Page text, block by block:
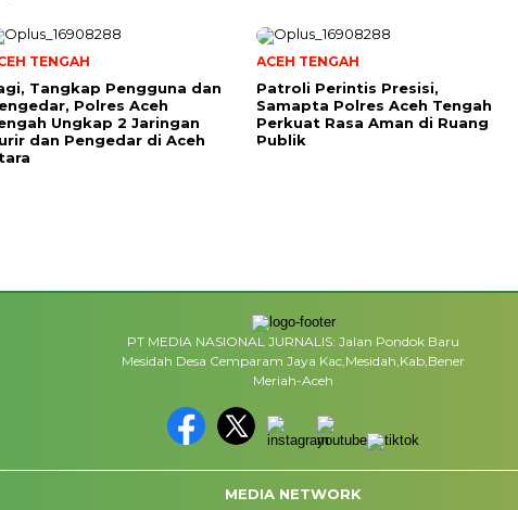
TENGAH
Tangkap Pengguna dan
Polres Aceh
Ungkap 2 Jaringan
dan Pengedar di Aceh
ACEH TENGAH
Patroli Perintis Presisi,
Samapta Polres Aceh Tengah
Perkuat Rasa Aman di Ruang
Publik
PT MEDIA NASIONAL JURNALIS: Jalan Pondok Baru
Mesidah Desa Cemparam Jaya Kac,Mesidah,Kab,Bener
Meriah-Aceh
MEDIA NETWORK